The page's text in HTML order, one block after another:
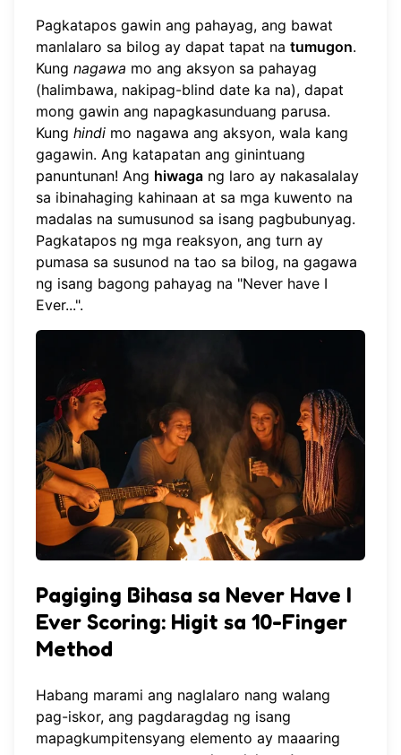
Pagkatapos gawin ang pahayag, ang bawat
manlalaro sa bilog ay dapat tapat na tumugon.
Kung nagawa mo ang aksyon sa pahayag
(halimbawa, nakipag-blind date ka na), dapat
mong gawin ang napagkasunduang parusa.
Kung hindi mo nagawa ang aksyon, wala kang
gagawin. Ang katapatan ang ginintuang
panuntunan! Ang hiwaga ng laro ay nakasalalay
sa ibinahaging kahinaan at sa mga kuwento na
madalas na sumusunod sa isang pagbubunyag.
Pagkatapos ng mga reaksyon, ang turn ay
pumasa sa susunod na tao sa bilog, na gagawa
ng isang bagong pahayag na "Never have I
Ever...".
Pagiging Bihasa sa Never Have I
Ever Scoring: Higit sa 10-Finger
Method
Habang marami ang naglalaro nang walang
pag-iskor, ang pagdaragdag ng isang
mapagkumpitensyang elemento ay maaaring